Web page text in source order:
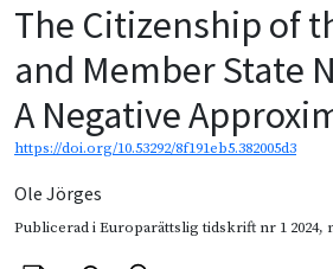
The Citizenship of
and Member State
A Negative
https://doi.org/10.53292/8f191eb5.382005d3
Ole Jörges
Publicerad iEuroparättslig tidskrift nr 1 2024,